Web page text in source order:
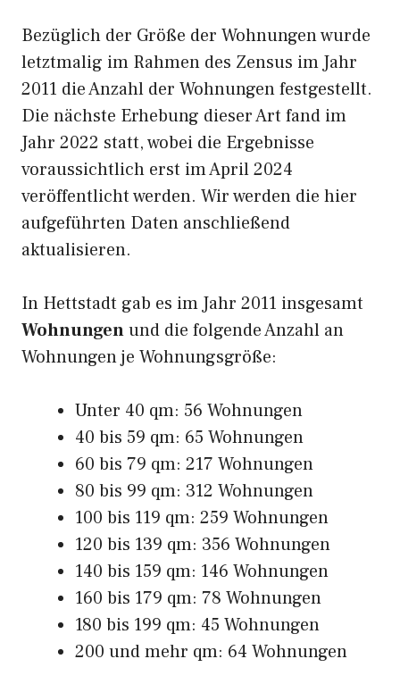
Bezüglich der Größe der Wohnungen wurde
letztmalig im Rahmen des Zensus im Jahr
2011 die Anzahl der Wohnungen festgestellt.
Die nächste Erhebung dieser Art fand im
Jahr 2022 statt, wobei die Ergebnisse
voraussichtlich erst im April 2024
veröffentlicht werden. Wir werden die hier
aufgeführten Daten anschließend
aktualisieren.
In Hettstadt gab es im Jahr 2011 insgesamt
Wohnungenund die folgende Anzahl an
Wohnungen je Wohnungsgröße:
Unter 40 qm: 56 Wohnungen
40 bis 59 qm: 65 Wohnungen
60 bis 79 qm: 217 Wohnungen
80 bis 99 qm: 312 Wohnungen
100 bis 119 qm: 259 Wohnungen
120 bis 139 qm: 356 Wohnungen
140 bis 159 qm: 146 Wohnungen
160 bis 179 qm: 78 Wohnungen
180 bis 199 qm: 45 Wohnungen
200 und mehr qm: 64 Wohnungen